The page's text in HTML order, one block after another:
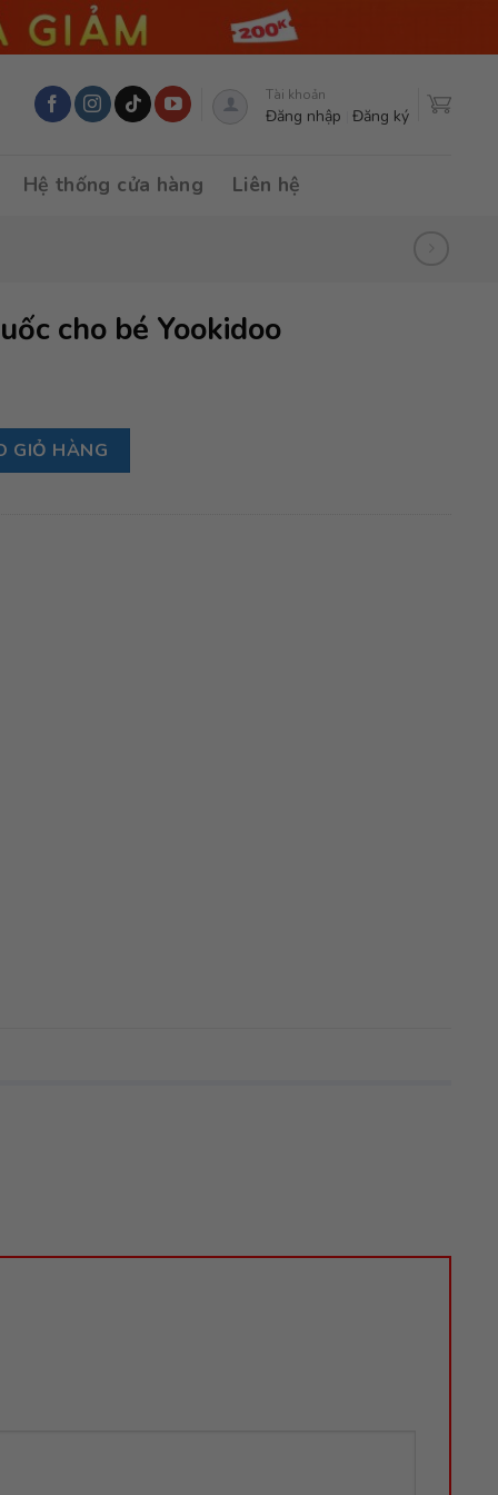
Tài khoản
Đăng nhập Đăng ký
Hệ thống cửa hàng Liên hệ
cho bé Yookidoo
số lượng
GIỎ HÀNG